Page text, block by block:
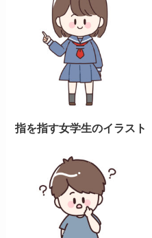
指を指す女学生のイラスト